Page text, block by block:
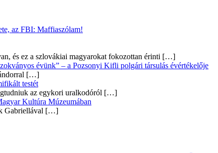
az FBI: Maffiaszólam!
és ez a szlovákiai magyarokat fokozottan érinti […]
évünk” – a Pozsonyi Kifli polgári társulás évértékelője
[…]
testét
az egykori uralkodóról […]
Kultúra Múzeumában
Gabriellával […]